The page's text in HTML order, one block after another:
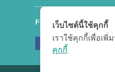
Follow us
Facebook
เว็บไซต์นี้ใช้คุกกี้
เราใช้คุกกี้เพื่อเ
คุกกี้